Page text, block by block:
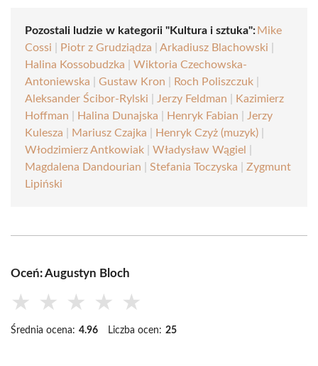
Pozostali ludzie w kategorii "Kultura i sztuka": Mike
Cossi
Piotr z Grudziądza Arkadiusz Blachowski
Halina Kossobudzka
Wiktoria Czechowska-
Antoniewska
Gustaw Kron Roch Poliszczuk
Aleksander Ścibor-Rylski
Jerzy Feldman
Kazimierz
Hoffman
Halina Dunajska Henryk Fabian
Jerzy
Kulesza
Mariusz Czajka Henryk Czyż (muzyk)
Włodzimierz Antkowiak
Władysław Wągiel
Magdalena Dandourian
Stefania Toczyska
Zygmunt
Lipiński
Oceń: Augustyn Bloch
★ ★ ★ ★ ★
Średnia ocena: 4.96 Liczba ocen: 25